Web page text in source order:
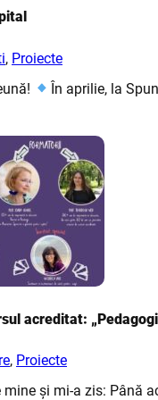
, Proiecte
În aprilie, la
acreditat:
, Proiecte
mine și mi-a zis: